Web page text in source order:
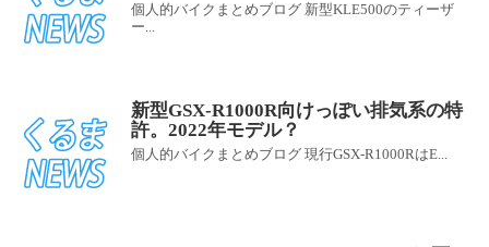
個人的バイクまとめブログ 新型KLE500のティーザ
ー...
新型GSX-R1000R向けっぽい排気系の特
許。2022年モデル？
個人的バイクまとめブログ 現行GSX-R1000RはE...